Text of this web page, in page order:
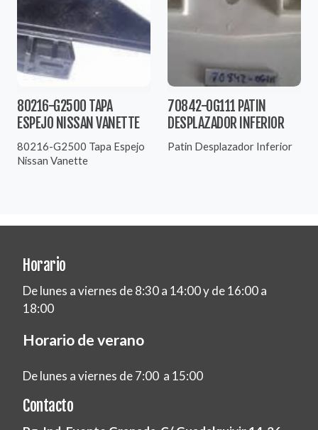
80216-G2500 TAPA
ESPEJO NISSAN VANETTE
80216-G2500 Tapa Espejo
Nissan Vanette
70842-0G111 PATIN
DESPLAZADOR INFERIOR
Patin Desplazador Inferior
Horario
De lunes a viernes de 8:30 a 14:00 y de 16:00 a
18:00
Horario de verano
De lunes a viernes de 7:00 a 15:00
Contacto